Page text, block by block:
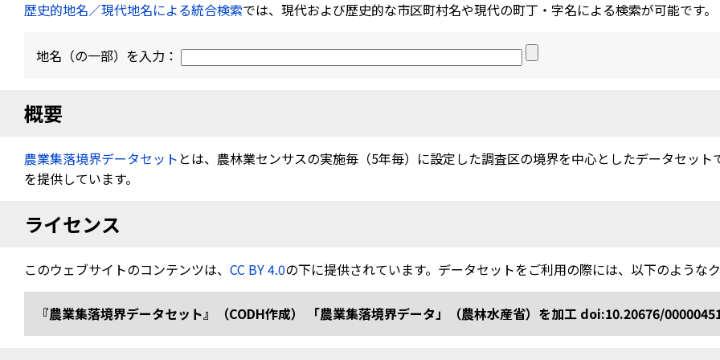
歴史的地名／現代地名による統合検索では、現代および歴史的な市区町村名や現代の町丁・字名による検索が可能です。
地名（の一部）を入力：
概要
農業集落境界データセット とは、農林業センサスの実施毎（5年毎）に設定した調査区の境界を中心としたデータセッ
を提供しています。
ライセンス
このウェブサイトのコンテンツは、 CC BY 4.0の下に提供されています。データセットをご利用の際には、以下のような
『農業集落境界データセット』（CODH作成） 「農業集落境界データ」（農林水産省）を加工 doi:10.20676/